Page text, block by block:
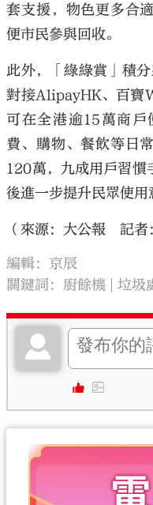
套支援，物色更多合
便市民參與回收。
此外，「綠綠賞」積
對接AlipayHK、百寶
可在全港逾15萬商戶
費、購物、餐飲等日
120萬，九成用戶習慣
後進一步提升民眾使用
（來源：大公報 記者
編輯：京辰
關鍵詞： 廚餘機 垃圾